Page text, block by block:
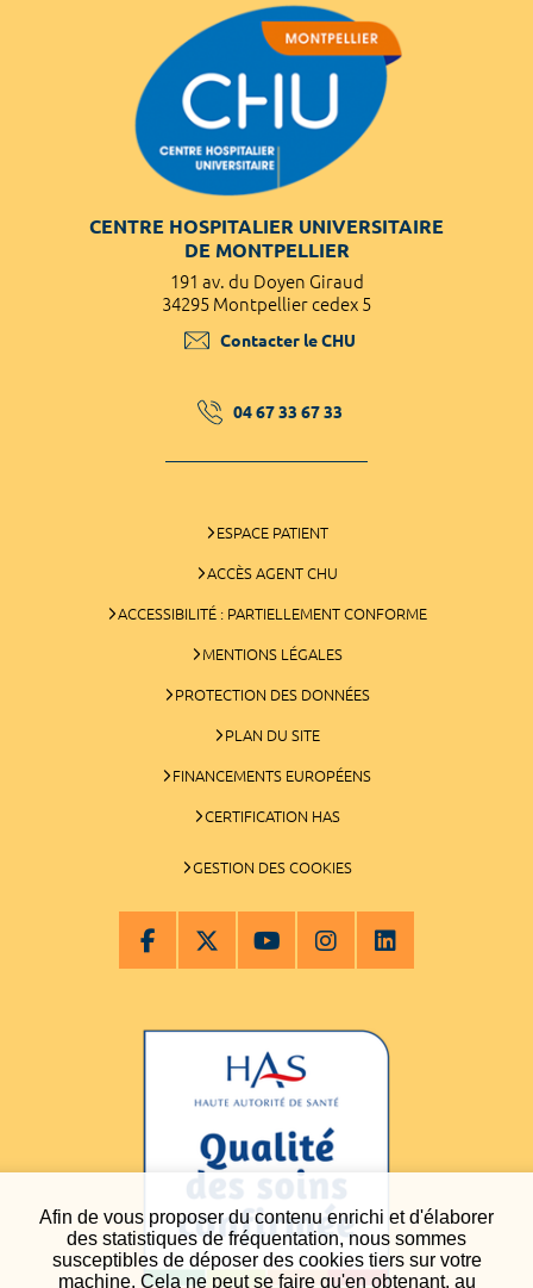
Afin de vous proposer du contenu enrichi et d'élaborer
des statistiques de fréquentation, nous sommes
susceptibles de déposer des cookies tiers sur votre
machine. Cela ne peut se faire qu'en obtenant, au
CENTRE HOSPITALIER UNIVERSITAIRE
DE MONTPELLIER
191 av. du Doyen Giraud
34295 Montpellier cedex 5
Contacter le CHU
04 67 33 67 33
ESPACE PATIENT
ACCÈS AGENT CHU
ACCESSIBILITÉ : PARTIELLEMENT CONFORME
MENTIONS LÉGALES
PROTECTION DES DONNÉES
PLAN DU SITE
FINANCEMENTS EUROPÉENS
CERTIFICATION HAS
GESTION DES COOKIES